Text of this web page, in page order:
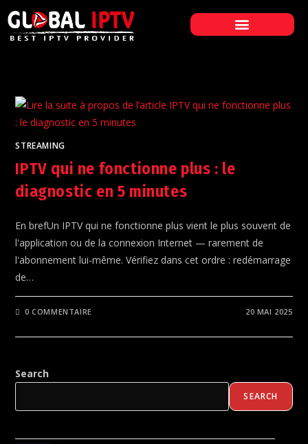
STREAMING
IPTV qui ne fonctionne plus : le
diagnostic en 5 minutes
En brefUn IPTV qui ne fonctionne plus vient le plus souvent de
l'application ou de la connexion Internet — rarement de
l'abonnement lui-même. Vérifiez dans cet ordre : redémarrage
de…
0 COMMENTAIRE 20 MAI 2025
Search
SEARCH